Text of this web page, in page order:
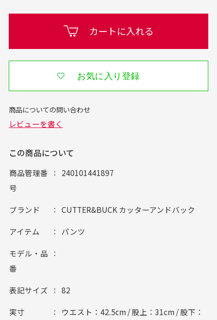
カートに入れる
お気に入り登録
この商品について
商品管理番
号
240101441897
ブランド CUTTER&BUCK カッターアンドバック
アイテム パンツ
モデル・品
番
表記サイズ 82
実寸
ウエスト：42.5cm / 股上：31cm / 股下：